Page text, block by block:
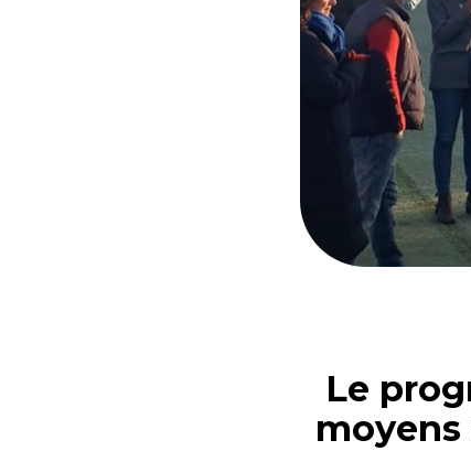
Le
moyens